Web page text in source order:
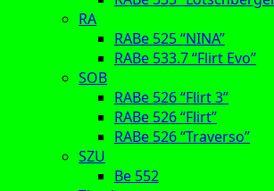
RA
RABe 525 “NINA”
RABe 533.7 “Flirt Evo”
SOB
RABe 526 “Flirt 3”
RABe 526 “Flirt”
RABe 526 “Traverso”
SZU
Be 552